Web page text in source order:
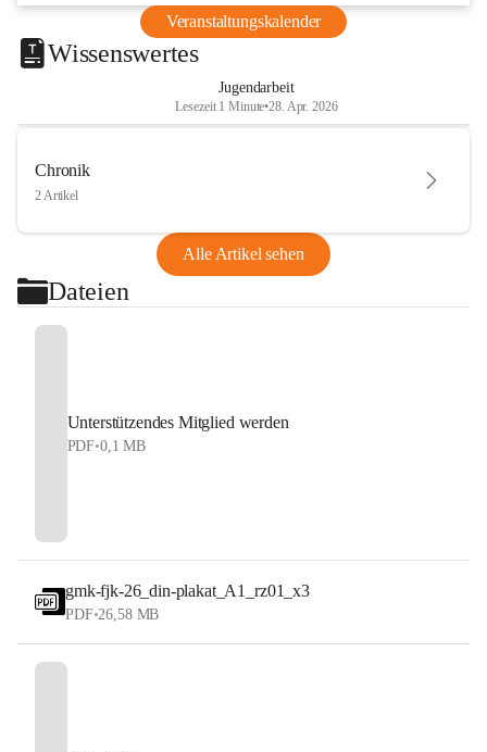
Veranstaltungskalender
Wissenswertes
Jugendarbeit
Lesezeit 1 Minute•28. Apr. 2026
Chronik
2 Artikel
Alle Artikel sehen
Dateien
Unterstützendes Mitglied werden
PDF•0,1 MB
gmk-fjk-26_din-plakat_A1_rz01_x3
PDF•26,58 MB